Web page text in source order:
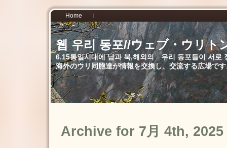
Home
웹 우리 동포//ウェブ・ウリト
6.15통일시대에 남과 북,해외의 우리 동포들이 서로
海外のウリ同胞達が情報を交換し、交流する広場で
Archive for 7月 4th, 2025